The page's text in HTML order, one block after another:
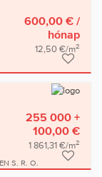
600,00 €/
hónap
12,50 €/m2
255 000 +
100,00 €
1 861,31 €/m2
S. R. O.